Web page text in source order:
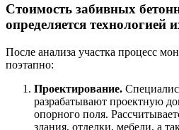
Стоимость забивных
определяется технологией
После анализа участка процесс
поэтапно:
Проектирование.
разрабатывают проектную
опорного поля.
здания, отделки, мебели, а